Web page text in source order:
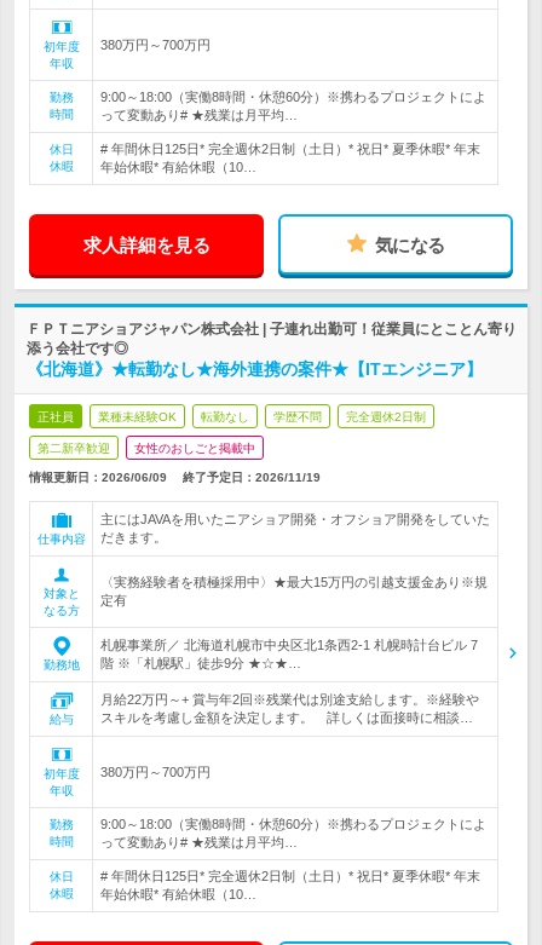
初年度
年収
380万円～700万円
勤務
時間
9:00～18:00（実働8時間・休憩60分）※携わるプロジェクトによ
って変動あり# ★残業は月平均…
休日
休暇
# 年間休日125日* 完全週休2日制（土日）* 祝日* 夏季休暇* 年末
年始休暇* 有給休暇（10…
求人詳細を見る 気になる
ＦＰＴニアショアジャパン株式会社 | 子連れ出勤可！従業員にとことん寄り
添う会社です◎
《北海道》★転勤なし★海外連携の案件★【ITエンジニア】
正社員 業種未経験OK 転勤なし 学歴不問 完全週休2日制
第二新卒歓迎 女性のおしごと掲載中
情報更新日：2026/06/09 終了予定日： 2026/11/19
仕事内容
主にはJAVAを用いたニアショア開発・オフショア開発をしていた
だきます。
対象と
なる方
〈実務経験者を積極採用中〉★最大15万円の引越支援金あり※規
定有
勤務地
札幌事業所／ 北海道札幌市中央区北1条西2-1 札幌時計台ビル 7
階 ※「札幌駅」徒歩9分 ★☆★…
給与
月給22万円～+ 賞与年2回※残業代は別途支給します。※経験や
スキルを考慮し金額を決定します。 詳しくは面接時に相談…
初年度
年収
380万円～700万円
勤務
時間
9:00～18:00（実働8時間・休憩60分）※携わるプロジェクトによ
って変動あり# ★残業は月平均…
休日
休暇
# 年間休日125日* 完全週休2日制（土日）* 祝日* 夏季休暇* 年末
年始休暇* 有給休暇（10…